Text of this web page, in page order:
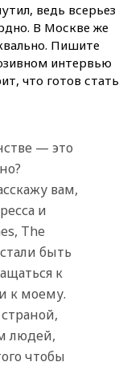
ведь всерьез
В Москве же
Пишите
интервью
что готов стать
— это
вам,
и
The
быть
к
к моему.
людей,
чтобы